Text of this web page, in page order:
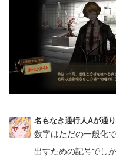
名もなき通行人Aが通
数字はただの一般化
出すための記号でし